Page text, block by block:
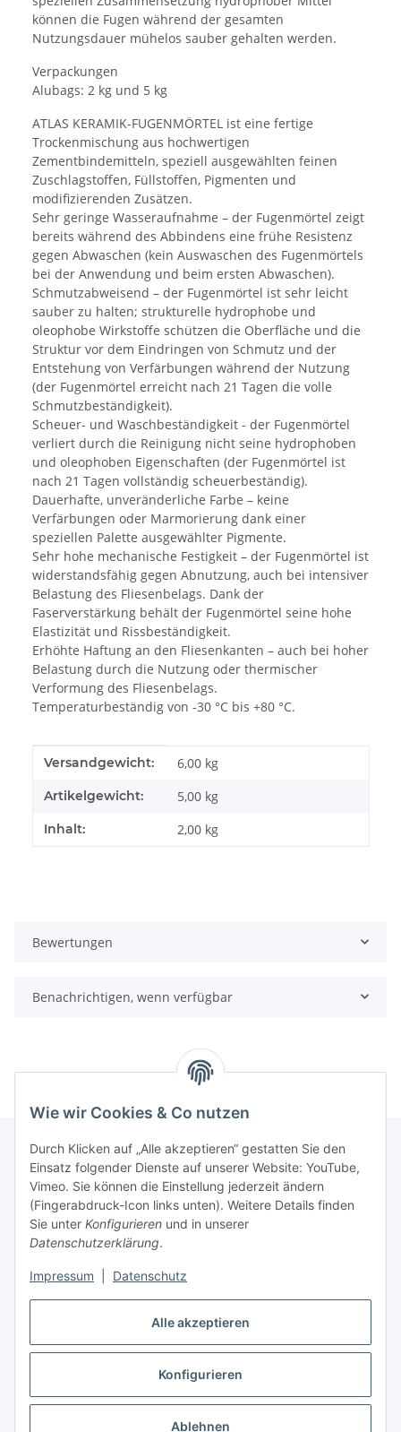
Alle akzeptieren
Konfigurieren
Ablehnen
Wie wir Cookies & Co nutzen
Durch Klicken auf „Alle akzeptieren“ gestatten Sie den
Einsatz folgender Dienste auf unserer Website: YouTube,
Vimeo. Sie können die Einstellung jederzeit ändern
(Fingerabdruck-Icon links unten). Weitere Details finden
Sie unter Konfigurieren und in unserer
Datenschutzerklärung.
Impressum Datenschutz
können die Fugen während der gesamten
Nutzungsdauer mühelos sauber gehalten werden.
Verpackungen
Alubags: 2 kg und 5 kg
ATLAS KERAMIK-FUGENMÖRTEL ist eine fertige
Trockenmischung aus hochwertigen
Zementbindemitteln, speziell ausgewählten feinen
Zuschlagstoffen, Füllstoffen, Pigmenten und
modifizierenden Zusätzen.
Sehr geringe Wasseraufnahme – der Fugenmörtel zeigt
bereits während des Abbindens eine frühe Resistenz
gegen Abwaschen (kein Auswaschen des Fugenmörtels
bei der Anwendung und beim ersten Abwaschen).
Schmutzabweisend – der Fugenmörtel ist sehr leicht
sauber zu halten; strukturelle hydrophobe und
oleophobe Wirkstoffe schützen die Oberfläche und die
Struktur vor dem Eindringen von Schmutz und der
Entstehung von Verfärbungen während der Nutzung
(der Fugenmörtel erreicht nach 21 Tagen die volle
Schmutzbeständigkeit).
Scheuer- und Waschbeständigkeit - der Fugenmörtel
verliert durch die Reinigung nicht seine hydrophoben
und oleophoben Eigenschaften (der Fugenmörtel ist
nach 21 Tagen vollständig scheuerbeständig).
Dauerhafte, unveränderliche Farbe – keine
Verfärbungen oder Marmorierung dank einer
speziellen Palette ausgewählter Pigmente.
Sehr hohe mechanische Festigkeit – der Fugenmörtel ist
widerstandsfähig gegen Abnutzung, auch bei intensiver
Belastung des Fliesenbelags. Dank der
Faserverstärkung behält der Fugenmörtel seine hohe
Elastizität und Rissbeständigkeit.
Erhöhte Haftung an den Fliesenkanten – auch bei hoher
Belastung durch die Nutzung oder thermischer
Verformung des Fliesenbelags.
Temperaturbeständig von -30 °C bis +80 °C.
Produkteigenschaft
Wert
Versandgewicht: 6,00 kg
Artikelgewicht: 5,00 kg
Inhalt: 2,00 kg
Bewertungen
Benachrichtigen, wenn verfügbar
Informationen
Gesetzliche Informationen
Vertrag widerrufen
* Alle Preise inkl. gesetzlicher USt., zzgl.Versand